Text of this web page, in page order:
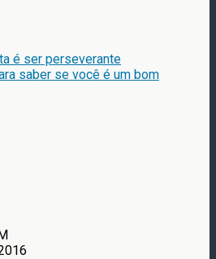
é ser perseverante
saber se você é um bom